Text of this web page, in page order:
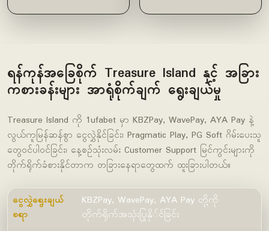
ရန်ကုန်အခြေစိုက် Treasure Island နှင့် အခြား
ကစားခန်းများ အာရုံစိုက်ချက် ရွေးချယ်မှု
Treasure Island ကို 1ufabet မှာ KBZPay, WavePay, AYA Pay နဲ့
လွယ်ကူမြန်ဆန်စွာ ငွေလွှဲနိုင်ခြင်း၊ Pragmatic Play, PG Soft ဂိမ်းပေးသူ
တွေ၀င်ပါဝင်ခြင်း၊ နေ့စဉ်သုံးလမ်း Customer Support မြင်ကွင်းများကို
တိုက်ရိုက်ခံစားနိုင်တာက တခြားနေရာတွေထက် ထူးခြားပါတယ်။
ငွေလွှဲရွေးချယ်
စရာ
KBZPay, WavePay, AYA Pay တို့ကို
တိုက်ရိုက်အသုံးပြုနို်င်ခြင်း